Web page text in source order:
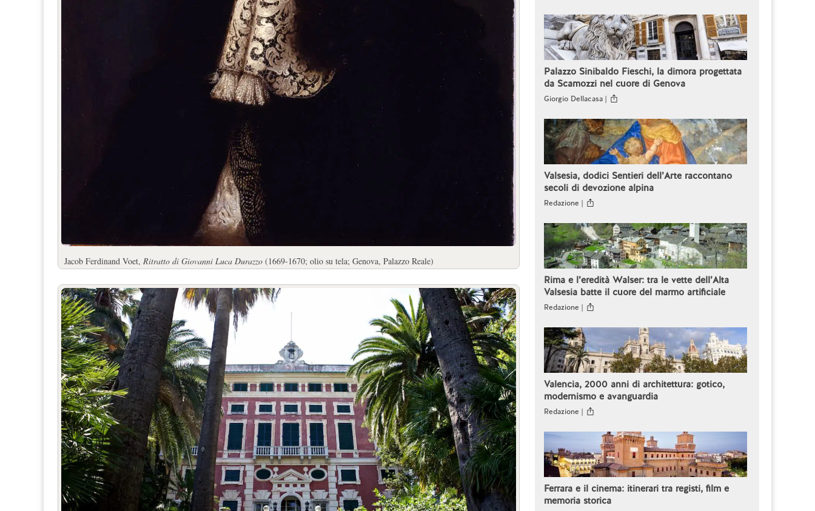
Jacob Ferdinand Voet, Ritratto di Giovanni Luca Durazzo (1669-1670; olio su tela; Genova, Palazzo Reale)
Palazzo Sinibaldo Fieschi, la dimora progettata
da Scamozzi nel cuore di Genova
Giorgio Dellacasa |
Valsesia, dodici Sentieri dell’Arte raccontano
secoli di devozione alpina
Redazione |
Rima e l’eredità Walser: tra le vette dell’Alta
Valsesia batte il cuore del marmo artificiale
Redazione |
Valencia, 2000 anni di architettura: gotico,
modernismo e avanguardia
Redazione |
Ferrara e il cinema: itinerari tra registi, film e
memoria storica